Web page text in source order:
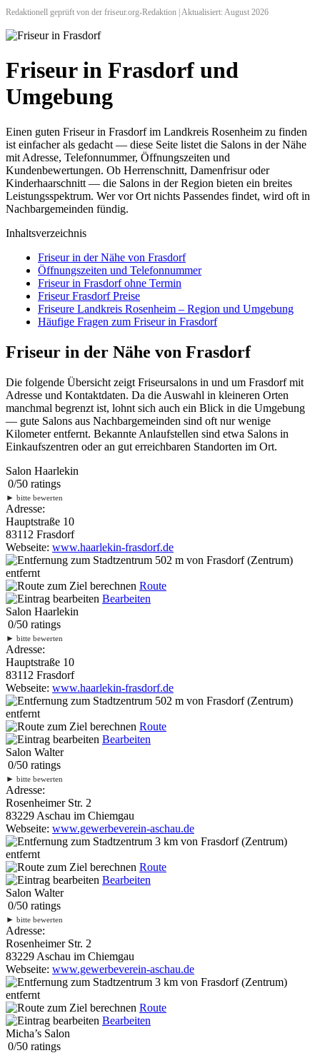
Redaktionell geprüft von der friseur.org-Redaktion | Aktualisiert: August 2026
Friseur in Frasdorf und
Umgebung
Einen guten Friseur in Frasdorf im Landkreis Rosenheim zu finden
ist einfacher als gedacht — diese Seite listet die Salons in der Nähe
mit Adresse, Telefonnummer, Öffnungszeiten und
Kundenbewertungen. Ob Herrenschnitt, Damenfrisur oder
Kinderhaarschnitt — die Salons in der Region bieten ein breites
Leistungsspektrum. Wer vor Ort nichts Passendes findet, wird oft in
Nachbargemeinden fündig.
Inhaltsverzeichnis
Friseur in der Nähe von Frasdorf
Öffnungszeiten und Telefonnummer
Friseur in Frasdorf ohne Termin
Friseur Frasdorf Preise
Friseure Landkreis Rosenheim – Region und Umgebung
Häufige Fragen zum Friseur in Frasdorf
Friseur in der Nähe von Frasdorf
Die folgende Übersicht zeigt Friseursalons in und um Frasdorf mit
Adresse und Kontaktdaten. Da die Auswahl in kleineren Orten
manchmal begrenzt ist, lohnt sich auch ein Blick in die Umgebung
— gute Salons aus Nachbargemeinden sind oft nur wenige
Kilometer entfernt. Bekannte Anlaufstellen sind etwa Salons in
Einkaufszentren oder an gut erreichbaren Standorten im Ort.
Salon Haarlekin
0/50 ratings
► bitte bewerten
Adresse:
Hauptstraße 10
83112 Frasdorf
Webseite: www.haarlekin-frasdorf.de
502 m von Frasdorf (Zentrum)
entfernt
Route
Bearbeiten
Salon Haarlekin
0/50 ratings
► bitte bewerten
Adresse:
Hauptstraße 10
83112 Frasdorf
Webseite: www.haarlekin-frasdorf.de
502 m von Frasdorf (Zentrum)
entfernt
Route
Bearbeiten
Salon Walter
0/50 ratings
► bitte bewerten
Adresse:
Rosenheimer Str. 2
83229 Aschau im Chiemgau
Webseite: www.gewerbeverein-aschau.de
3 km von Frasdorf (Zentrum)
entfernt
Route
Bearbeiten
Salon Walter
0/50 ratings
► bitte bewerten
Adresse:
Rosenheimer Str. 2
83229 Aschau im Chiemgau
Webseite: www.gewerbeverein-aschau.de
3 km von Frasdorf (Zentrum)
entfernt
Route
Bearbeiten
Micha’s Salon
0/50 ratings